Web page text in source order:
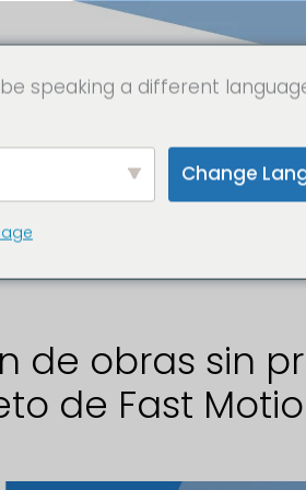
de obras sin
de Fast
speaking a different
Change